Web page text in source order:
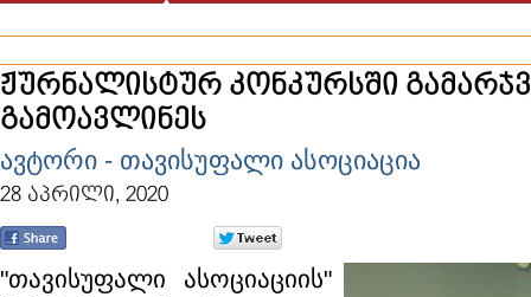
ჟურნალისტურ კონკურსში
გამოავლინეს
ავტორი - თავისუფალი ასოციაცია
28 აპრილი, 2020
"თავისუფალი ასოციაციის"